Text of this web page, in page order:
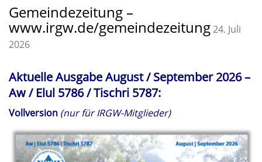
Gemeindezeitung –
www.irgw.de/gemeindezeitung24. Juli
2026
Aktuelle Ausgabe August / September 2026 –
Aw / Elul 5786 / Tischri 5787:
Vollversion (nur für IRGW-Mitglieder)